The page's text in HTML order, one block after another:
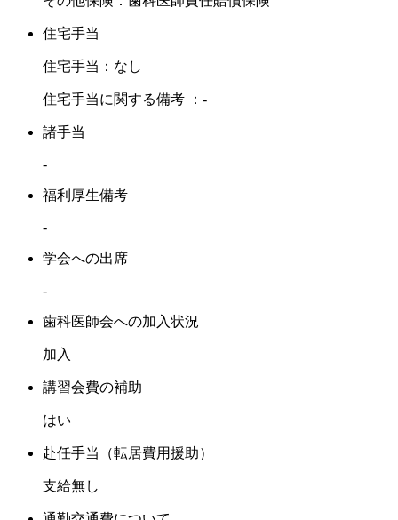
住宅手当
住宅手当：なし
住宅手当に関する備考 ：-
諸手当
-
福利厚生備考
-
学会への出席
-
歯科医師会への加入状況
加入
講習会費の補助
はい
赴任手当（転居費用援助）
支給無し